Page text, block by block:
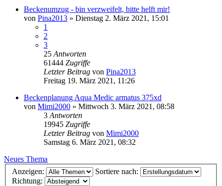
Beckenumzug - bin verzweifelt, bitte helft mir!
von Pina2013 » Dienstag 2. März 2021, 15:01
1
2
3
25 Antworten
61444 Zugriffe
Letzter Beitrag von Pina2013
Freitag 19. März 2021, 11:26
Beckenplanung Aqua Medic armatus 375xd
von Mimi2000 » Mittwoch 3. März 2021, 08:58
3 Antworten
19945 Zugriffe
Letzter Beitrag von Mimi2000
Samstag 6. März 2021, 08:32
Neues Thema
Anzeigen:
Sortiere nach:
Richtung: